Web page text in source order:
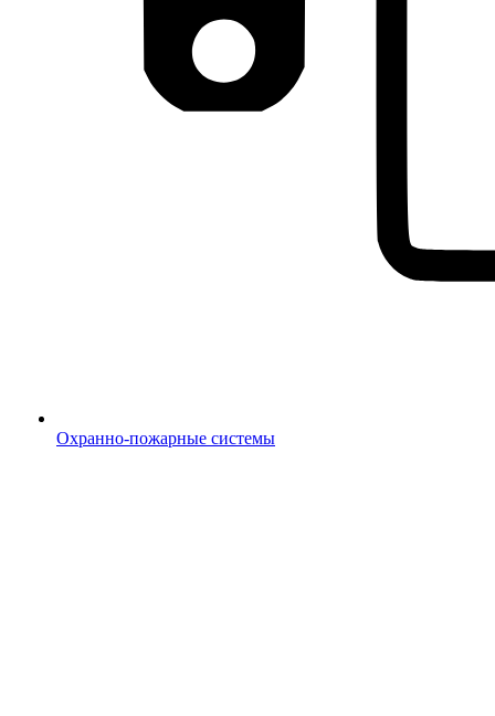
Охранно-пожарные системы